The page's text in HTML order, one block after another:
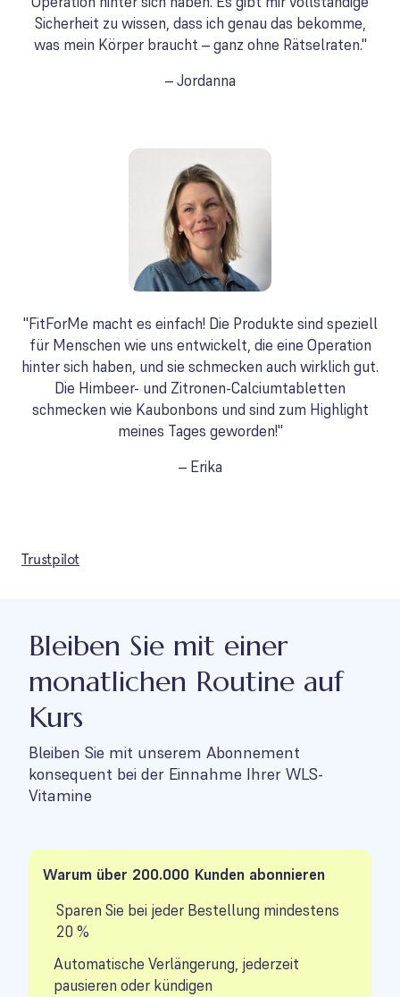
Sicherheit zu wissen, dass ich genau das bekomme,
was mein Körper braucht – ganz ohne Rätselraten."
– Jordanna
"FitForMe macht es einfach! Die Produkte sind speziell
für Menschen wie uns entwickelt, die eine Operation
hinter sich haben, und sie schmecken auch wirklich gut.
Die Himbeer- und Zitronen-Calciumtabletten
schmecken wie Kaubonbons und sind zum Highlight
meines Tages geworden!"
– Erika
Trustpilot
Bleiben Sie mit einer
monatlichen Routine auf
Kurs
Bleiben Sie mit unserem Abonnement
konsequent bei der Einnahme Ihrer WLS-
Vitamine
Warum über 200.000 Kunden abonnieren
Sparen Sie bei jeder Bestellung mindestens
20 %
Automatische Verlängerung, jederzeit
pausieren oder kündigen